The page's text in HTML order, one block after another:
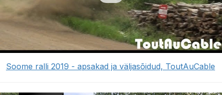
Soome ralli 2019 - apsakad ja väljasõidud, ToutAuCable